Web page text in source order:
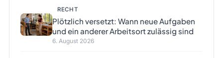
RECHT
Plötzlich versetzt: Wann neue Aufgaben
und ein anderer Arbeitsort zulässig sind
6. August 2026